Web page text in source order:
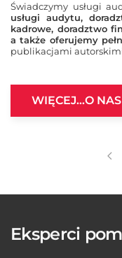
Świadczymy usługi
usługi audytu,
kadrowe, doradztwo
a także oferujemy
publikacjami
WIĘCEJ…O NAS
Eksperci